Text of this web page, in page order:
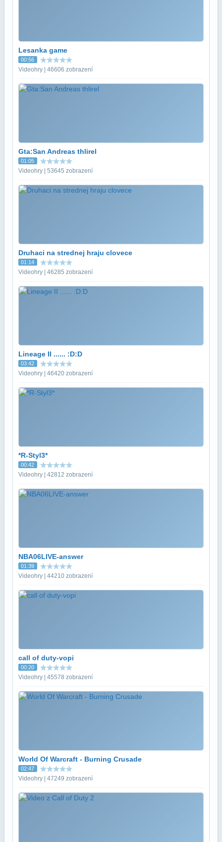
Lesanka game
00:56
Videohry | 46606 zobrazení
Gta:San Andreas thlirel
01:05
Videohry | 53645 zobrazení
Druhaci na strednej hraju clovece
01:14
Videohry | 46285 zobrazení
Lineage II ...... :D:D
03:42
Videohry | 46420 zobrazení
*R-Styl3*
00:42
Videohry | 42812 zobrazení
NBA06LIVE-answer
01:39
Videohry | 44210 zobrazení
call of duty-vopi
00:20
Videohry | 45578 zobrazení
World Of Warcraft - Burning Crusade
02:47
Videohry | 47249 zobrazení